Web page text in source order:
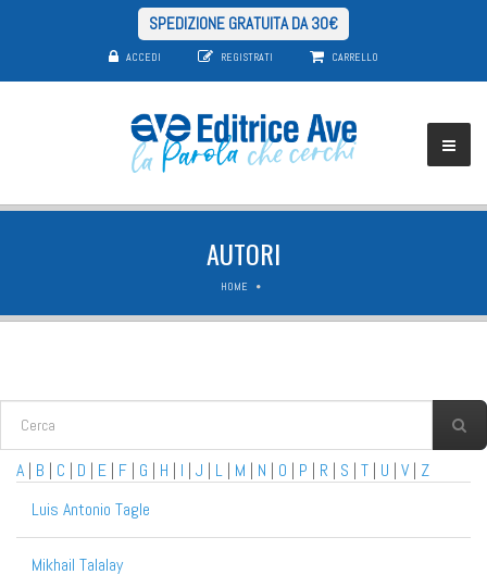
SPEDIZIONE GRATUITA DA 30€
ACCEDI REGISTRATI CARRELLO
AUTORI
HOME
FORM DI RICERCA
A | B | C | D | E | F | G | H | I | J | L | M | N | O | P | R | S | T | U | V | Z
Luis Antonio Tagle
Mikhail Talalay